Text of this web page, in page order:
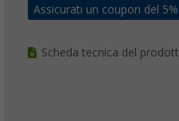
Assicurati un coupon del
Scheda tecnica del